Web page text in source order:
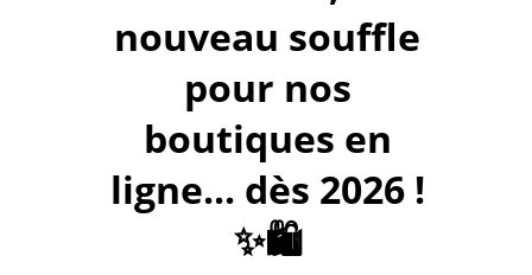
nouveau souffle
pour nos
boutiques en
ligne... dès 2026 !
✨🛍️